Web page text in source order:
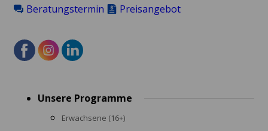
Beratungstermin Preisangebot
menuUnsere Programme
Erwachsene (16+)